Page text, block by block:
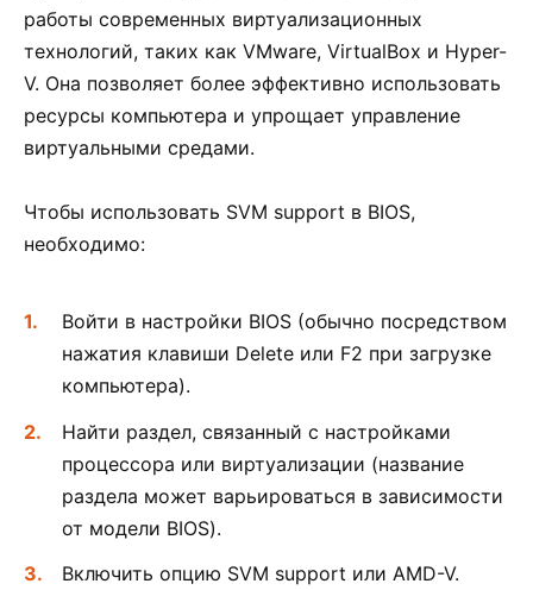
работы современных виртуализационных
технологий, таких как VMware, VirtualBox и Hyper-
V. Она позволяет более эффективно использовать
ресурсы компьютера и упрощает управление
виртуальными средами.
Чтобы использовать SVM support в BIOS,
необходимо:
Войти в настройки BIOS (обычно посредством
нажатия клавиши Delete или F2 при загрузке
компьютера).
Найти раздел, связанный с настройками
процессора или виртуализации (название
раздела может варьироваться в зависимости
от модели BIOS).
Включить опцию SVM support или AMD-V.